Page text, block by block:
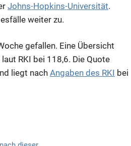
Johns-Hopkins-Universität.
weiter zu.
gefallen. Eine Übersicht
RKI bei 118,6. Die Quote
liegt nach Angaben des RKI bei